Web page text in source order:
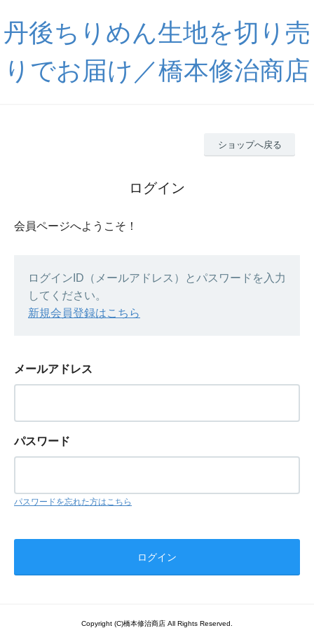
丹後ちりめん生地を切り売
りでお届け／橋本修治商店
ショップへ戻る
ログイン
会員ページへようこそ！
ログインID（メールアドレス）とパスワードを入力
してください。
新規会員登録はこちら
メールアドレス
パスワード
パスワードを忘れた方はこちら
Copyright (C)橋本修治商店 All Rights Reserved.